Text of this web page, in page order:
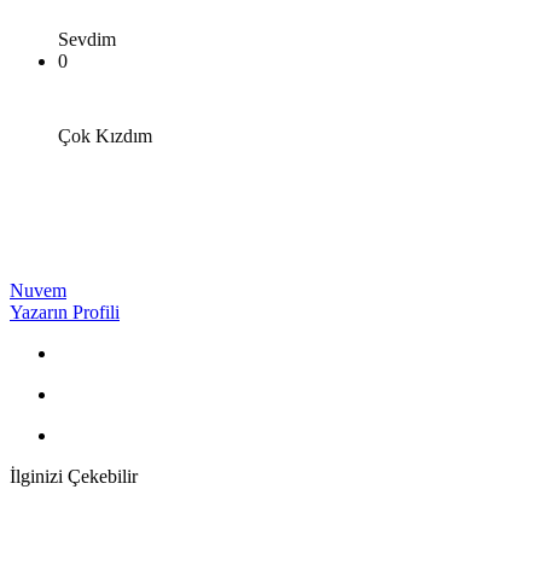
Sevdim
0
Çok Kızdım
Nuvem
Yazarın Profili
İlginizi Çekebilir